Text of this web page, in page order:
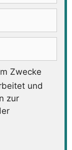
Zwecke
und
zur